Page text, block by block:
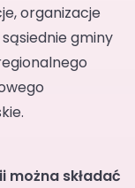
organizacje
gminy
można składać